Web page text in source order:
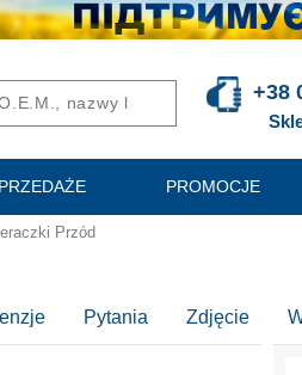
+38
PROMOCJE
Przód
Pytania Zdjęcie